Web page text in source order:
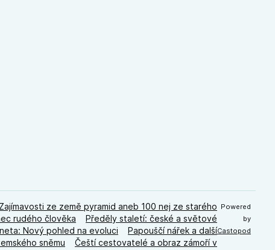
Zajímavosti ze země pyramid aneb 100 nej ze starého
rudého člověka
Předěly staletí: české a světové
Nový pohled na evoluci
Papouščí nářek a další
sněmu
Čeští cestovatelé a obraz zámoří v
Powered
by
Castopod